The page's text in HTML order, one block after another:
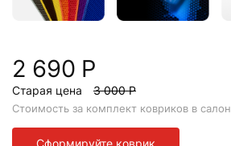
2 690 Р
Старая цена 3 000 Р
Стоимость за комплект ковриков в салон